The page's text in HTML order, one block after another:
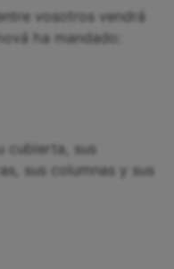
vosotros vendrá
ha mandado:
cubierta, sus
sus columnas y sus